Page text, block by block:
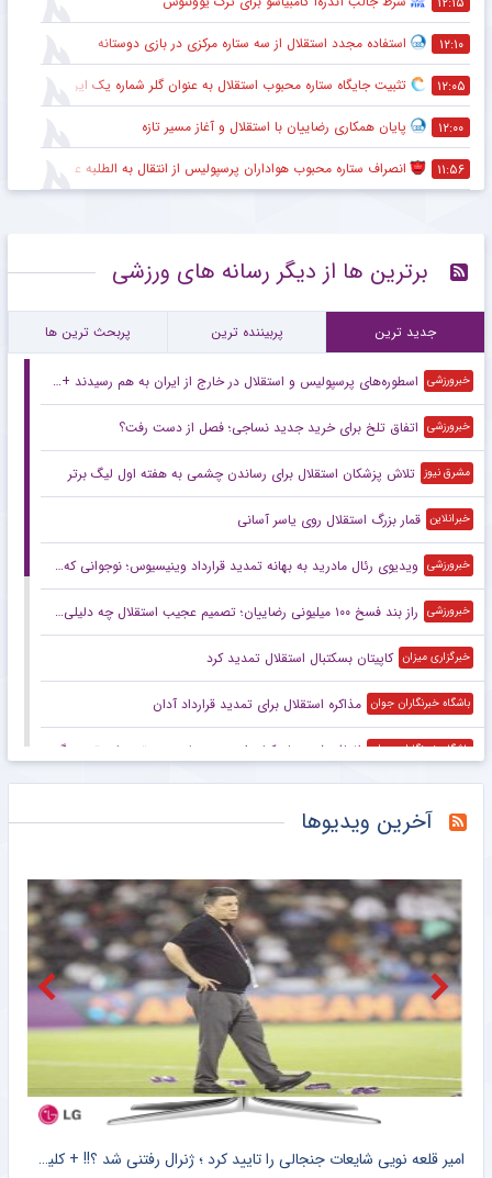
۱۲:۱۰ استفاده مجدد استقلال از سه ستاره مرکزی در بازی دوستانه
۱۲:۰۵ تثبیت جایگاه ستاره محبوب استقلال به عنوان گلر شماره یک این تیم برای شروع لیگ
۱۲:۰۰ پایان همکاری رضاییان با استقلال و آغاز مسیر تازه
۱۱:۵۶ انصراف ستاره محبوب هواداران پرسپولیس از انتقال به الطلبه عراق
برترین ها از دیگر رسانه های ورزشی
جدید ترین پربیننده ترین پربحث ترین ها
خبرورزشی اسطوره‌های پرسپولیس و استقلال در خارج از ایران به هم رسیدند +عکس
خبرورزشی اتفاق تلخ برای خرید جدید نساجی؛ فصل از دست رفت؟
مشرق نیوز تلاش پزشکان استقلال برای رساندن چشمی به هفته اول لیگ برتر
خبرانلاین قمار بزرگ استقلال روی یاسر آسانی
خبرورزشی ویدیوی رئال مادرید به بهانه تمدید قرارداد وینیسیوس؛ نوجوانی که ستاره شد
خبرورزشی راز بند فسخ ۱۰۰ میلیونی رضاییان؛ تصمیم عجیب استقلال چه دلیلی داشت؟
خبرگزاری میزان کاپیتان بسکتبال استقلال تمدید کرد
باشگاه خبرنگاران جوان مذاکره استقلال برای تمدید قرارداد آدان
باشگاه خبرنگاران جوان اضافه شدن بازیکنان امید پرسپولیس به تمرینات تیم بزرگسالان
وینگر آفریقایی پرسپولیس ماندنی شد
خبرگزاری دانشجو وضعیت بیفوما در پرسپولیس مشخص شد
خبرگزاری میزان پیاتزا به تهران رسید؛ رقابت ۲۸ بازیکن برای حضور در فهرست نهایی تیم ملی والیبال
خبرانلاین اشکال فوتبال ما در نتیجه گرایی است
خبرورزشی پیاتزا انتخاب بزرگ را کلید زد؛ چه کسانی به آسیا می‌روند؟
آخرین ویدیوها
امیر قلعه نویی شایعات جنجالی را تایید کرد ؛ ژنرال رفتنی شد ؟!! + کلیپ پربازدید